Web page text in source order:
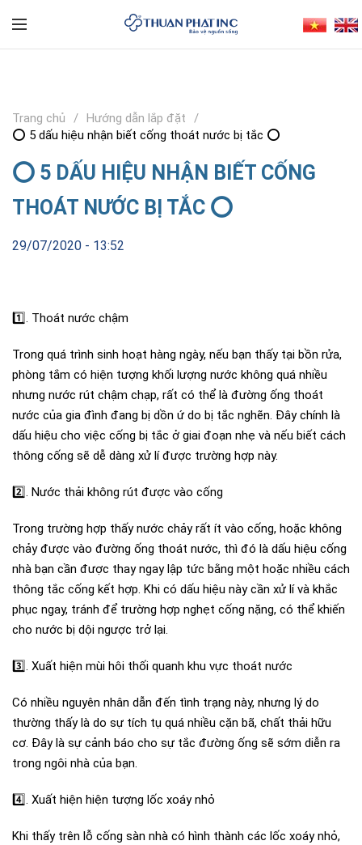
Trang chủ
Hướng dẫn lắp đặt
⭕️ 5 dấu hiệu nhận biết cống thoát nước bị tắc ⭕️
⭕️ 5 DẤU HIỆU NHẬN BIẾT CỐNG
THOÁT NƯỚC BỊ TẮC ⭕️
29/07/2020 - 13:52
1️⃣. Thoát nước chậm
Trong quá trình sinh hoạt hàng ngày, nếu bạn thấy tại bồn rửa,
phòng tắm có hiện tượng khối lượng nước không quá nhiều
nhưng nước rút chậm chạp, rất có thể là đường ống thoát
nước của gia đình đang bị dồn ứ do bị tắc nghẽn. Đây chính là
dấu hiệu cho việc cống bị tắc ở giai đoạn nhẹ và nếu biết cách
thông cống sẽ dễ dàng xử lí được trường hợp này.
2️⃣. Nước thải không rút được vào cống
Trong trường hợp thấy nước chảy rất ít vào cống, hoặc không
chảy được vào đường ống thoát nước, thì đó là dấu hiệu cống
nhà bạn cần được thay ngay lập tức bằng một hoặc nhiều cách
thông tắc cống kết hợp. Khi có dấu hiệu này cần xử lí và khắc
phục ngay, tránh để trường hợp nghẹt cống nặng, có thể khiến
cho nước bị dội ngược trở lại.
3️⃣. Xuất hiện mùi hôi thối quanh khu vực thoát nước
Có nhiều nguyên nhân dẫn đến tình trạng này, nhưng lý do
thường thấy là do sự tích tụ quá nhiều cặn bã, chất thải hữu
cơ. Đây là sự cảnh báo cho sự tắc đường ống sẽ sớm diễn ra
trong ngôi nhà của bạn.
4️⃣. Xuất hiện hiện tượng lốc xoáy nhỏ
Khi thấy trên lỗ cống sàn nhà có hình thành các lốc xoáy nhỏ,